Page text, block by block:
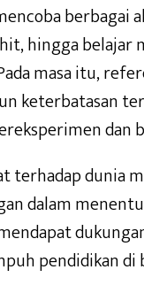
berbagai
hingga belajar
masa itu,
keterbatasan
dan
terhadap dunia
dalam
pendidikan di